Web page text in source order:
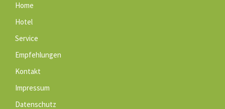
Home
Hotel
Service
Empfehlungen
Kontakt
Impressum
Datenschutz